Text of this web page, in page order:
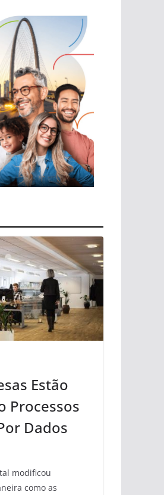
Estão
Processos
Dados
modificou
como as